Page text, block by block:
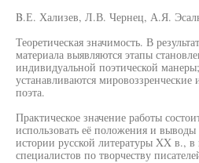
B.Е. Хализев, Л.В. Чернец, А.Я.
Теоретическая значимость. В
материала выявляются этапы
индивидуальной поэтической
устанавливаются
поэта.
Практическое значение работы
использовать её положения и
истории русской литературы XX в., в
специалистов по творчеству